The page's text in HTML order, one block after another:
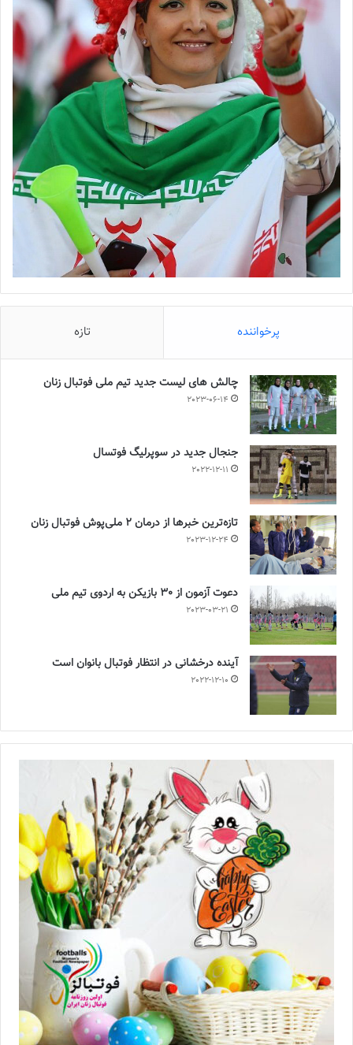
پرخواننده تازه
چالش هاى ليست جدید تيم ملى فوتبال زنان
2023-06-14
جنجال جدید در سوپرلیگ فوتسال
2022-12-11
تازه‌ترین خبرها از درمان ۲ ملی‌پوش فوتبال زنان
2023-12-24
دعوت آزمون از 30 بازیکن به اردوی تیم ملی
2023-03-21
آینده درخشانی در انتظار فوتبال بانوان است
2022-12-10